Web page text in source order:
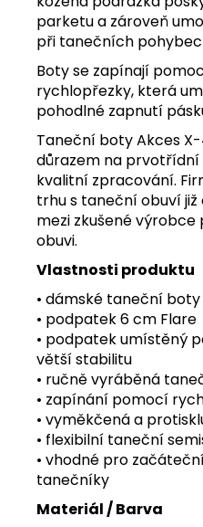
parketu a zároveň
při tanečních
Boty se zapínají
rychlopřezky, která
pohodlné zapnutí
Taneční boty Akces
důrazem na
kvalitní zpracování.
trhu s taneční obuví již
mezi zkušené
obuvi.
Vlastnosti produktu
• dámské taneční
• podpatek 6 cm Flare
• podpatek umístěný
větší stabilitu
• ručně vyráběná
• zapínání pomocí
• vyměkčená a
• flexibilní taneční
• vhodné pro
tanečníky
Materiál / Barva